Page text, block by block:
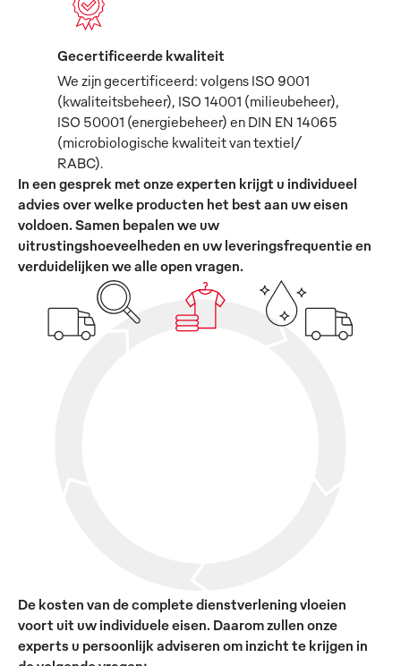
Gecertificeerde kwaliteit
We zijn gecertificeerd: volgens ISO 9001
(kwaliteitsbeheer), ISO 14001 (milieubeheer),
ISO 50001 (energiebeheer) en DIN EN 14065
(microbiologische kwaliteit van textiel/
RABC).
In een gesprek met onze experten krijgt u individueel
advies over welke producten het best aan uw eisen
voldoen. Samen bepalen we uw
uitrustingshoeveelheden en uw leveringsfrequentie en
verduidelijken we alle open vragen.
De kosten van de complete dienstverlening vloeien
voort uit uw individuele eisen. Daarom zullen onze
experts u persoonlijk adviseren om inzicht te krijgen in